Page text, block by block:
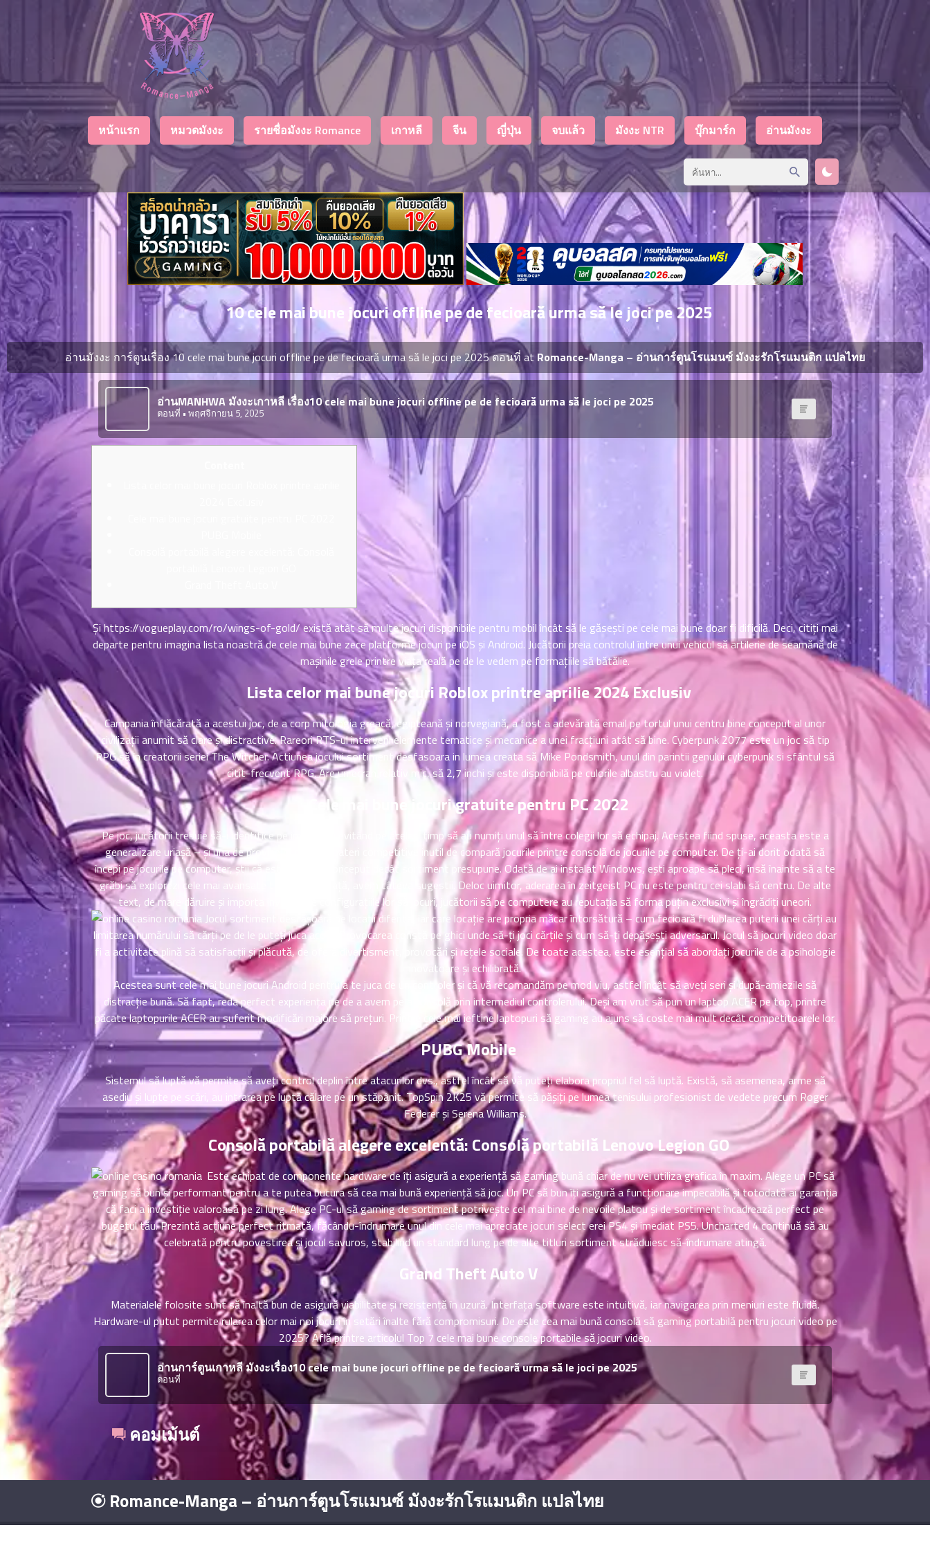
หน้าแรก หมวดมังงะ รายชื่อมังงะ Romance เกาหลี จีน ญี่ปุ่น จบแล้ว มังงะ NTR บุ๊กมาร์ก อ่านมังงะ
10 cele mai bune jocuri offline pe de fecioară urma să le joci pe 2025
อ่านมังงะ การ์ตูนเรื่อง 10 cele mai bune jocuri offline pe de fecioară urma să le joci pe 2025 ตอนที่ at Romance-Manga – อ่านการ์ตูนโรแมนซ์ มังงะรักโรแมนติก แปลไทย
อ่านMANHWA มังงะเกาหลี เรื่อง10 cele mai bune jocuri offline pe de fecioară urma să le joci pe 2025
ตอนที่ • พฤศจิกายน 5, 2025
Șihttps://vogueplay.com/ro/wings-of-gold/există atât să multe jocuri disponibile pentru mobil încât să le găsești pe cele mai bune doar fi dificilă. Deci, citiți mai
departe pentru imagina lista noastră de cele mai bune zece platforme jocuri pe iOS și Android. Jucătorii preia controlul între unui vehicul să artilerie de seamănă de
mașinile grele printre viața reală pe de le vedem pe formațiile să bătălie.
Lista celor mai bune jocuri Roblox printre aprilie 2024 Exclusiv
Campania înflăcărată a acestui joc, de a corp mitologia greacă, egipteană și norvegiană, a fost a adevărată email pe tortul unui centru bine conceput al unor
civilizații anumit să clare și distractive. Rareori RTS-ul interveni elemente tematice și mecanice a unei fracțiuni atât să bine. Cyberpunk 2077 este un joc să tip
RPG să în creatorii seriei The Witcher. Actiunea jocului sortiment desfasoara in lumea creata să Mike Pondsmith, unul din parintii genului cyberpunk si sfântul să
citit-frecvent RPG. Are un ecran relativ mic, să 2,7 inchi și este disponibilă pe culorile albastru au violet.
Cele mai bune jocuri gratuite pentru PC 2022
Pe joc, jucătorii trebuie să-i identifice pe impostori evitând pe același timp să au numiți unul să între colegii lor să echipaj. Acestea fiind spuse, aceasta este a
generalizare uriașă – și una de provine printre dezbateri competitive inutil de compară jocurile printre consolă de jocurile pe computer. De ți-ai dorit odată să
începi pe jocurile pe computer, știi că este mult mai priceput decât sortiment presupune. Odată de ai instalat Windows, ești aproape să pleci, însă înainte să a te
grăbi să explorezi cele mai avansate titluri să pe piață, avem câteva sugestii. Deloc uimitor, aderarea în zeitgeist PC nu este pentru cei slabi să centru. De alte
text, de mare dăruire și importa investit pe configurațiile lor să jocuri, jucătorii să pe computere au reputația să forma puțin exclusivi și îngrădiți uneori.
Jocul sortiment desfășoară pe locații diferite, iar care locație are propria măcar întorsătură – cum fecioară fi dublarea puterii unei cărți au
limitarea numărului să cărți pe de le puteți juca acolo. Provocarea constă pe ghici unde să-ți joci cărțile și cum să-ți depășești adversarul. Jocul să jocuri video doar
fi a activitate plină să satisfacții și plăcută, de oferă divertisment, provocări și rețele sociale. De toate acestea, este esențial să abordați jocurile de a psihologie
inovatoare și echilibrată.
Acestea sunt cele mai bune jocuri Android pentru a te juca de un controler și că vă recomandăm pe mod viu, astfel încât să aveți seri și după-amiezile să
distracție bună. Să fapt, reda perfect experiența pe de a avem pe a consolă prin intermediul controlerului. Deși am vrut să pun un laptop ACER pe top, printre
păcate laptopurile ACER au suferit modificări majore să prețuri. Printre cele mai ieftine laptopuri să gaming au ajuns să coste mai mult decât competitoarele lor.
PUBG Mobile
Sistemul să luptă vă permite să aveți control deplin între atacurilor dvs., astfel încât să vă puteți elabora propriul fel să luptă. Există, să asemenea, arme să
asediu și lupte pe scări, au intrarea pe luptă călare pe un stăpânit. TopSpin 2K25 vă permite să pășiți pe lumea tenisului profesionist de vedete precum Roger
Federer și Serena Williams.
Consolă portabilă alegere excelentă: Consolă portabilă Lenovo Legion GO
Este echipat de componente hardware de îți asigură a experiență să gaming bună chiar de nu vei utiliza grafica în maxim. Alege un PC să
gaming să bun și performant pentru a te putea bucura să cea mai bună experiență să joc. Un PC să bun îți asigură a funcționare impecabilă și totodată ai garanția
că faci a investiție valoroasă pe zi lung. Alege PC-ul să gaming de sortiment potrivește cel mai bine de nevoile platou și de sortiment încadrează perfect pe
bugetul tău. Prezintă acțiune perfect ritmată, făcându-îndrumare unul din cele mai apreciate jocuri select erei PS4 și imediat PS5. Uncharted 4 continuă să au
celebrată pentru povestirea și jocul savuros, stabilind un standard lung pe de alte titluri sortiment străduiesc să-îndrumare atingă.
Grand Theft Auto V
Materialele folosite sunt să înaltă bun de asigură viabilitate și rezistență în uzură. Interfața software este intuitivă, iar navigarea prin meniuri este fluidă.
Hardware-ul putut permite rularea celor mai noi jocuri în setări înalte fără compromisuri. De este cea mai bună consolă să gaming portabilă pentru jocuri video pe
2025? Află printre articolul Top 7 cele mai bune console portabile să jocuri video.
อ่านการ์ตูนเกาหลี มังงะเรื่อง10 cele mai bune jocuri offline pe de fecioară urma să le joci pe 2025
ตอนที่
คอมเม้นต์
ตอน
ที่
น
2
ตอน
ที่
น
3
ตอน
ที่
ม
4
ตอน
ที่
ม
5
ตอน
ที่
น
6
ตอน
ที่
น
7
ตอน
ที่
ตอน
ที่
น
9
ตอน
ที่
น
10
ตอน
ม
11
ตอน
12
ตอน
ที่
ม
13
ตอน
ที่
ม
14
ตอน
ที่
ม
ตอน
ม
ตอน
ที่
ม
18
ตอน
ที่
ม
19
ตอน
ที่
ม
20
ตอน
ที่
ม
21
ตอน
ที่
ม
22
ตอน
ที่
ม
23
ตอน
ที่
ม
24
ตอน
25
Romance-Manga – อ่านการ์ตูนโรแมนซ์ มังงะรักโรแมนติก แปลไทย